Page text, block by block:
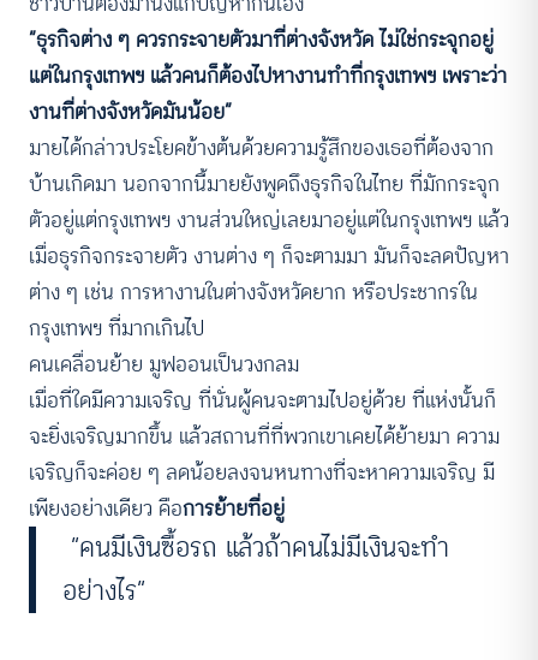
“ธุรกิจต่าง ๆ ควรกระจายตัวมาที่ต่างจังหวัด ไม่ใช่กระจุกอยู่
แต่ในกรุงเทพฯ แล้วคนก็ต้องไปหางานทำที่กรุงเทพฯ เพราะว่า
งานที่ต่างจังหวัดมันน้อย”
มายได้กล่าวประโยคข้างต้นด้วยความรู้สึกของเธอที่ต้องจาก
บ้านเกิดมา นอกจากนี้มายยังพูดถึงธุรกิจในไทย ที่มักกระจุก
ตัวอยู่แต่กรุงเทพฯ งานส่วนใหญ่เลยมาอยู่แต่ในกรุงเทพฯ แล้ว
เมื่อธุรกิจกระจายตัว งานต่าง ๆ ก็จะตามมา มันก็จะลดปัญหา
ต่าง ๆ เช่น การหางานในต่างจังหวัดยาก หรือประชากรใน
กรุงเทพฯ ที่มากเกินไป
คนเคลื่อนย้าย มูฟออนเป็นวงกลม
เมื่อที่ใดมีความเจริญ ที่นั่นผู้คนจะตามไปอยู่ด้วย ที่แห่งนั้นก็
จะยิ่งเจริญมากขึ้น แล้วสถานที่ที่พวกเขาเคยได้ย้ายมา ความ
เจริญก็จะค่อย ๆ ลดน้อยลงจนหนทางที่จะหาความเจริญ มี
เพียงอย่างเดียว คือการย้ายที่อยู่
“คนมีเงินซื้อรถ แล้วถ้าคนไม่มีเงินจะทำ
อย่างไร”